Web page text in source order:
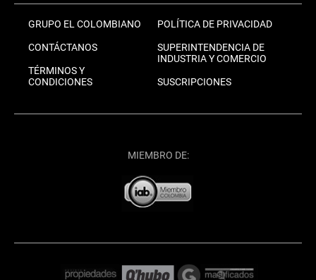
GRUPO EL COLOMBIANO
CONTÁCTANOS
TÉRMINOS Y
CONDICIONES
POLÍTICA DE PRIVACIDAD
SUPERINTENDENCIA DE
INDUSTRIA Y COMERCIO
SUSCRIPCIONES
MIEMBRO DE: